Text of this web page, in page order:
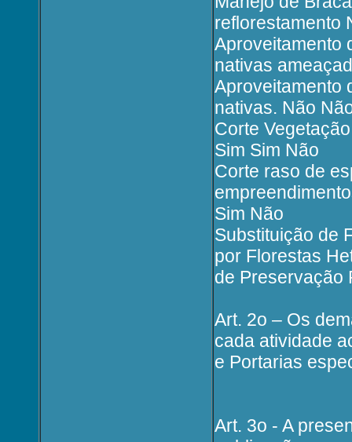
reflorestamento
Aproveitamento
nativas
Aproveitamento
nativas. Não
Corte
Sim Sim Não
Corte raso de
Sim Não
Substituição de
por Florestas
de Preservação
Art. 2o – Os
cada atividade
e Portarias
Art. 3o - A